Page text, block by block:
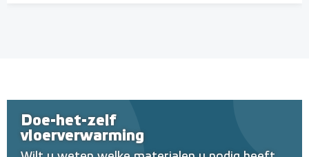
Doe-het-zelf
vloerverwarming